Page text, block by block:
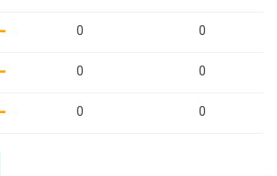
0 0
0 0
0 0